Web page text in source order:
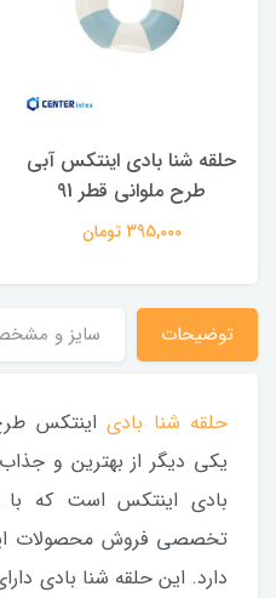
حلقه شنا بادی اینتکس آبی
طرح ملوانی قطر 91
395,000 تومان
توضیحات سایز و
حلقه شنا بادی اینتکس
یکی دیگر از بهترین و
بادی اینتکس است که با
تخصصی فروش محصولات
دارد. این حلقه شنا بادی